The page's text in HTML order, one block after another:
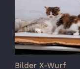
Bilder X-Wurf